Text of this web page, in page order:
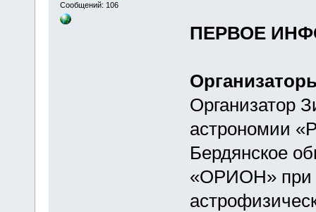
Сообщений: 106
ПЕРВОЕ
Организатор
астрономии
Бердянское
«ОРИОН» при